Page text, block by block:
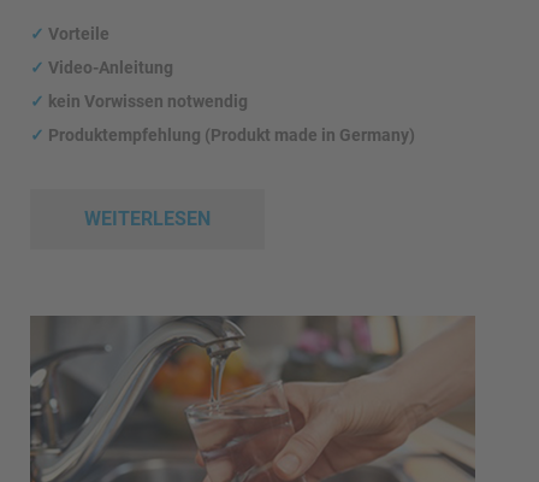
✓ Vorteile
✓ Video-Anleitung
✓ kein Vorwissen notwendig
✓ Produktempfehlung (Produkt made in Germany)
WEITERLESEN